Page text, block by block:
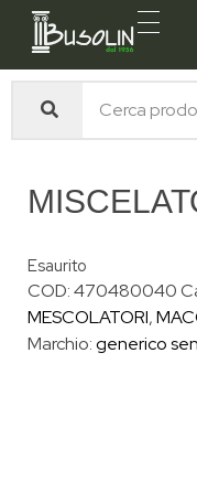
Busolin S.R.L.
Esaurito
COD:470480040
MESCOLATORI,
Marchio:generico